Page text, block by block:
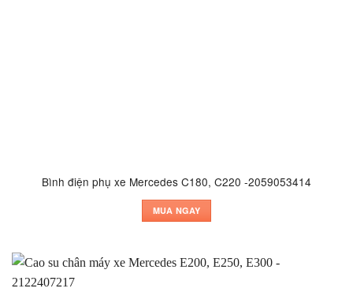
Bình điện phụ xe Mercedes C180, C220 -2059053414
MUA NGAY